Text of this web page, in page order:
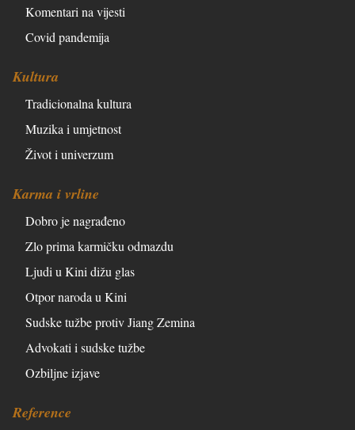
Komentari na vijesti
Covid pandemija
Kultura
Tradicionalna kultura
Muzika i umjetnost
Život i univerzum
Karma i vrline
Dobro je nagrađeno
Zlo prima karmičku odmazdu
Ljudi u Kini dižu glas
Otpor naroda u Kini
Sudske tužbe protiv Jiang Zemina
Advokati i sudske tužbe
Ozbiljne izjave
Reference